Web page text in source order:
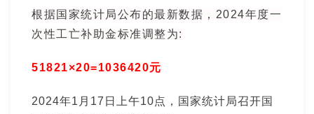
根据国家统计局公布的最新数据，2024年度一
次性工亡补助金标准调整为:
51821×20=1036420元
2024年1月17日上午10点，国家统计局召开国